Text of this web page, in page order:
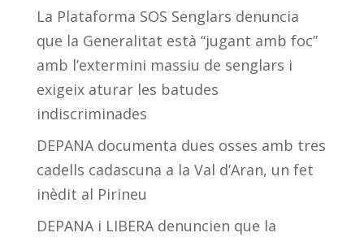
La Plataforma SOS Senglars denuncia
que la Generalitat està “jugant amb foc”
amb l’extermini massiu de senglars i
exigeix aturar les batudes
indiscriminades
DEPANA documenta dues osses amb tres
cadells cadascuna a la Val d’Aran, un fet
inèdit al Pirineu
DEPANA i LIBERA denuncien que la